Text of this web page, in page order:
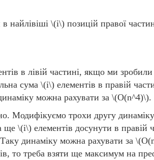
найлівіші \(i\) позицій правої
в лівій частині, якщо ми зробили
сума \(i\) елементів в правій
можна рахувати за \(О(n^4)\).
Модифікуємо трохи другу
ще \(i\) елементів досунути в правій
динаміку можна рахувати за
то треба взяти ще максимум на